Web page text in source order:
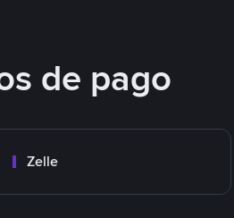
de pago
Zelle